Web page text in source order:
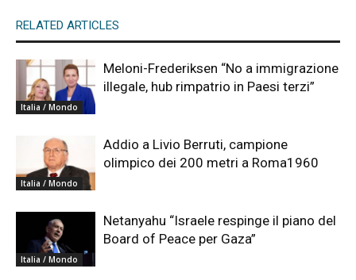
RELATED ARTICLES
Italia / Mondo
Meloni-Frederiksen “No a immigrazione
illegale, hub rimpatrio in Paesi terzi”
Italia / Mondo
Addio a Livio Berruti, campione
olimpico dei 200 metri a Roma1960
Italia / Mondo
Netanyahu “Israele respinge il piano del
Board of Peace per Gaza”